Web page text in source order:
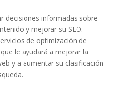
decisiones informadas sobre
y mejorar su SEO.
de optimización de
le ayudará a mejorar la
y a aumentar su clasificación